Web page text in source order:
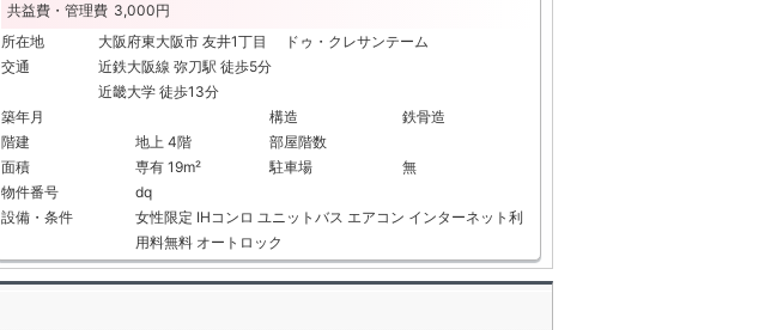
共益費・管理費 3,000円
所在地
大阪府東大阪市 友井1丁目 ドゥ・クレサンテーム
交通
近鉄大阪線 弥刀駅 徒歩5分
近畿大学 徒歩13分
築年月
構造
鉄骨造
階建
地上 4階
部屋階数
面積
専有 19m² 駐車場
無
物件番号
dq
設備・条件
女性限定 IHコンロ ユニットバス エアコン インターネット利
用料無料 オートロック